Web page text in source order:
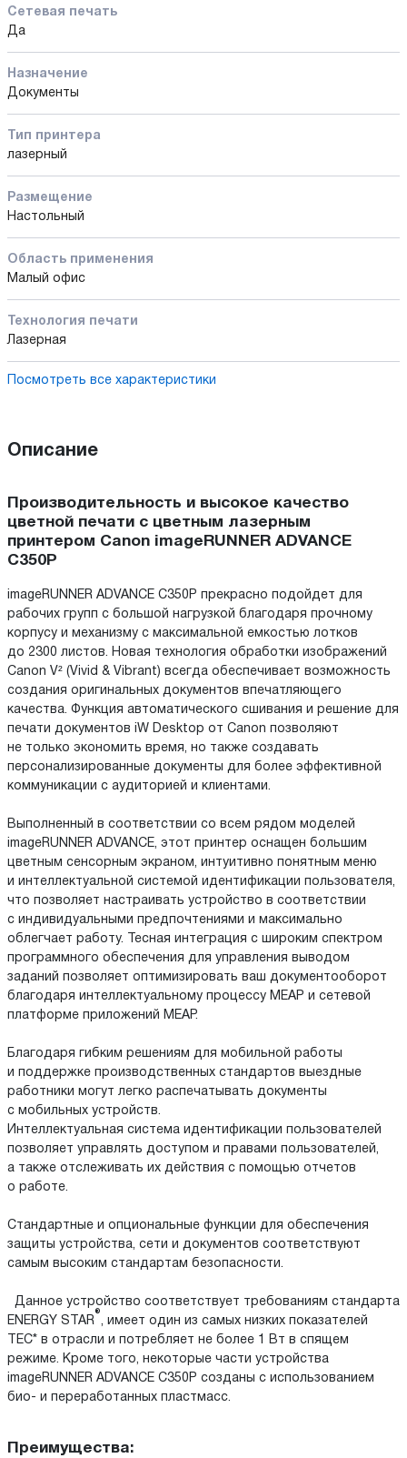
Сетевая печать
Да
Назначение
Документы
Тип принтера
лазерный
Размещение
Настольный
Область применения
Малый офис
Технология печати
Лазерная
Посмотреть все характеристики
Описание
Производительность и высокое качество
цветной печати с цветным лазерным
принтером Canon imageRUNNER ADVANCE
C350P
imageRUNNER ADVANCE C350P прекрасно подойдет для
рабочих групп с большой нагрузкой благодаря прочному
корпусу и механизму c максимальной емкостью лотков
до 2300 листов. Новая технология обработки изображений
Canon V² (Vivid & Vibrant) всегда обеспечивает возможность
создания оригинальных документов впечатляющего
качества. Функция автоматического сшивания и решение для
печати документов iW Desktop от Canon позволяют
не только экономить время, но также создавать
персонализированные документы для более эффективной
коммуникации с аудиторией и клиентами.
Выполненный в соответствии со всем рядом моделей
imageRUNNER ADVANCE, этот принтер оснащен большим
цветным сенсорным экраном, интуитивно понятным меню
и интеллектуальной системой идентификации пользователя,
что позволяет настраивать устройство в соответствии
с индивидуальными предпочтениями и максимально
облегчает работу. Тесная интеграция с широким спектром
программного обеспечения для управления выводом
заданий позволяет оптимизировать ваш документооборот
благодаря интеллектуальному процессу MEAP и сетевой
платформе приложений MEAP.
Благодаря гибким решениям для мобильной работы
и поддержке производственных стандартов выездные
работники могут легко распечатывать документы
с мобильных устройств.
Интеллектуальная система идентификации пользователей
позволяет управлять доступом и правами пользователей,
а также отслеживать их действия с помощью отчетов
о работе.
Стандартные и опциональные функции для обеспечения
защиты устройства, сети и документов соответствуют
самым высоким стандартам безопасности.
Данное устройство соответствует требованиям стандарта
ENERGY STAR
®
, имеет один из самых низких показателей
TEC* в отрасли и потребляет не более 1 Вт в спящем
режиме. Кроме того, некоторые части устройства
imageRUNNER ADVANCE C350P созданы с использованием
био- и переработанных пластмасс.
Преимущества: